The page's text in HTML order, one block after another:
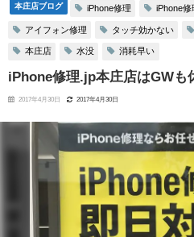
本庄店ブログ iPhone修理 iPhone修
アイフォン修理 タッチ効かない
本庄店 水没 消耗早い
iPhone修理.jp本庄店はGWも
2017年4月30日 2017年4月30日